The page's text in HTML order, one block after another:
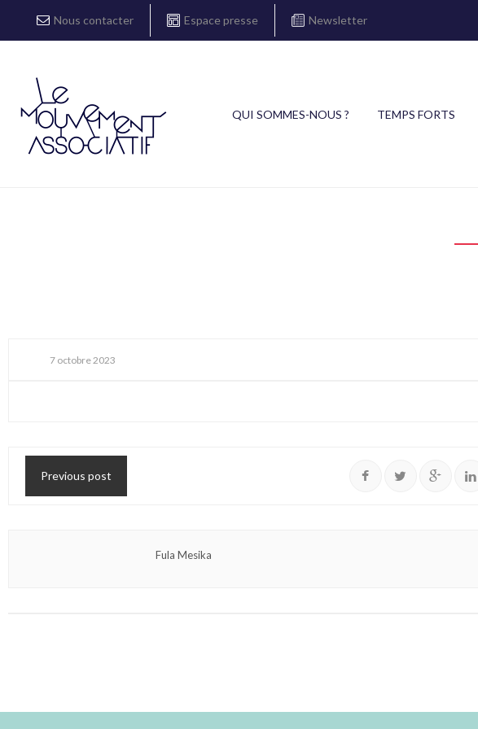
Nous contacter Espace presse Newsletter
QUI SOMMES-NOUS ? TEMPS FORTS
7 octobre 2023
Previous post
Fula Mesika